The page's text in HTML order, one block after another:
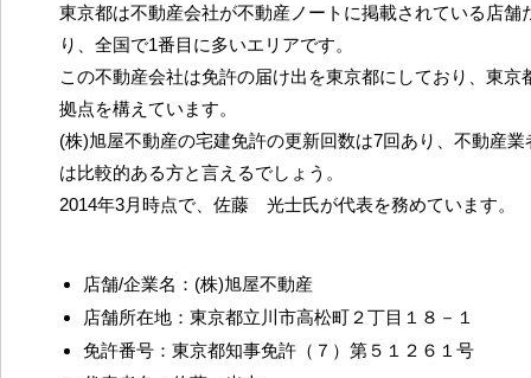
東京都は不動産会社が不動産ノートに掲載されている店舗
り、全国で1番目に多いエリアです。
この不動産会社は免許の届け出を東京都にしており、東京
拠点を構えています。
(株)旭屋不動産の宅建免許の更新回数は7回あり、不動産
は比較的ある方と言えるでしょう。
2014年3月時点で、佐藤 光士氏が代表を務めています。
店舗/企業名：(株)旭屋不動産
店舗所在地：東京都立川市高松町２丁目１８－１
免許番号：東京都知事免許（７）第５１２６１号